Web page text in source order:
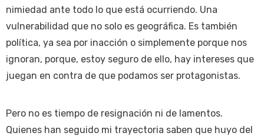
nimiedad ante todo lo que está ocurriendo. Una
vulnerabilidad que no solo es geográfica. Es también
política, ya sea por inacción o simplemente porque nos
ignoran, porque, estoy seguro de ello, hay intereses que
juegan en contra de que podamos ser protagonistas.
Pero no es tiempo de resignación ni de lamentos.
Quienes han seguido mi trayectoria saben que huyo del